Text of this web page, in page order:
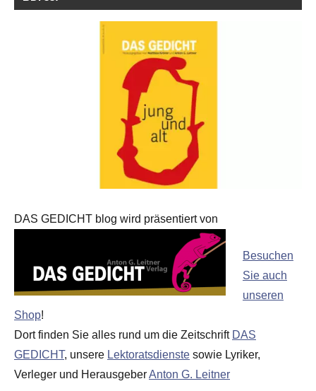
DAS GEDICHT blog wird präsentiert von
Besuchen
Sie auch
unseren
Shop!
Dort finden Sie alles rund um die Zeitschrift DAS
GEDICHT, unsere Lektoratsdienste sowie Lyriker,
Verleger und HerausgeberAnton G. Leitner